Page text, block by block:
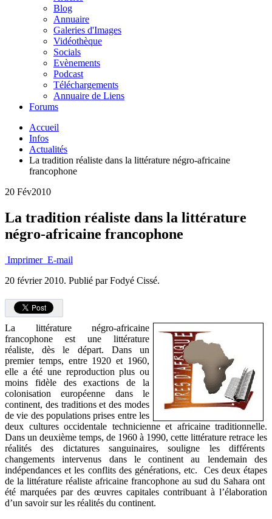
Blog
Annuaire
Galeries d'Images
Vidéothèque
Socials
Evènements
Podcast
Téléchargements
Annuaire de Liens
Forums
Accueil
Infos
Actualités
La tradition réaliste dans la littérature négro-africaine
francophone
20 Fév2010
La tradition réaliste dans la littérature
négro-africaine francophone
Imprimer E-mail
20 février 2010. Publié par Fodyé Cissé.
La littérature négro-africaine
francophone est une littérature
réaliste, dès le départ. Dans un
premier temps, entre 1920 et 1960,
elle a été une reproduction plus ou
moins fidèle des exactions de la
colonisation européenne dans le
continent, des traditions et des modes
de vie des populations prises entre les
deux cultures occidentale technicienne et africaine traditionnelle.
Dans un deuxième temps, de 1960 à 1990, cette littérature retrace les
réalités des dictatures sanguinaires, souligne les différents
changements intervenus dans le continent au lendemain des
indépendances et les conflits des générations, etc. Ces deux étapes
de la littérature réaliste africaine francophone au sud du Sahara ont
été marquées par des œuvres capitales contribuant à l’élaboration
d’un savoir sur les réalités du continent.